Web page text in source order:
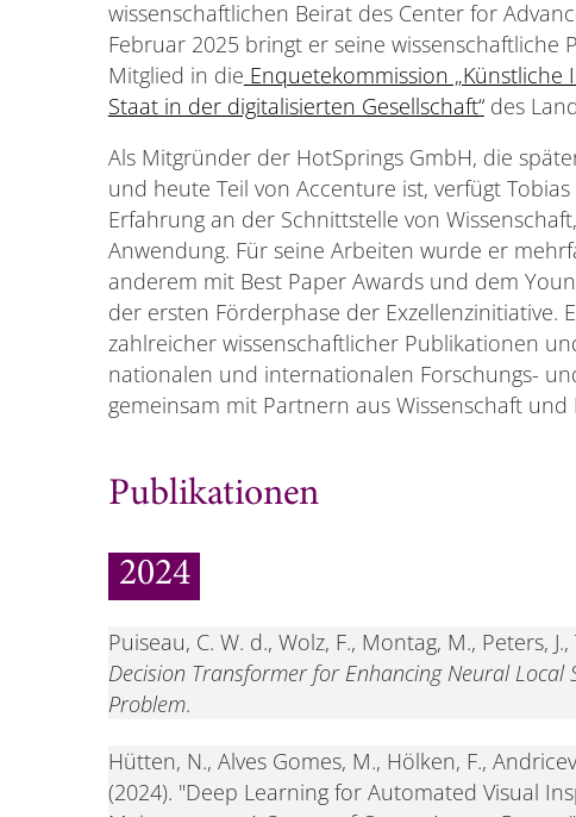
wissenschaftlichen Beirat des Center for
Februar 2025 bringt er seine wissenschaftliche
Mitglied in die Enquetekommission
Staat in der digitalisierten Gesellschaft“des
Als Mitgründer der HotSprings GmbH, die
und heute Teil von Accenture ist, verfügt
Erfahrung an der Schnittstelle von
Anwendung. Für seine Arbeiten wurde er
anderem mit Best Paper Awards und dem
der ersten Förderphase der Exzellenzinitiative.
zahlreicher wissenschaftlicher Publikationen
nationalen und internationalen Forschungs-
gemeinsam mit Partnern aus Wissenschaft und
Publikationen
2024
Puiseau, C. W. d., Wolz, F., Montag, M., Peters,
Decision Transformer for Enhancing Neural Local
Problem.
Hütten, N., Alves Gomes, M., Hölken, F.,
(2024). "Deep Learning for Automated Visual